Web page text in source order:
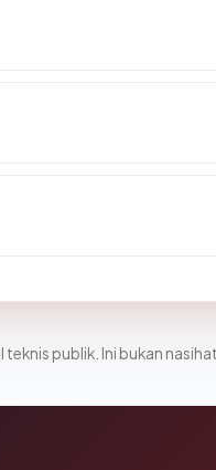
publik. Ini bukan